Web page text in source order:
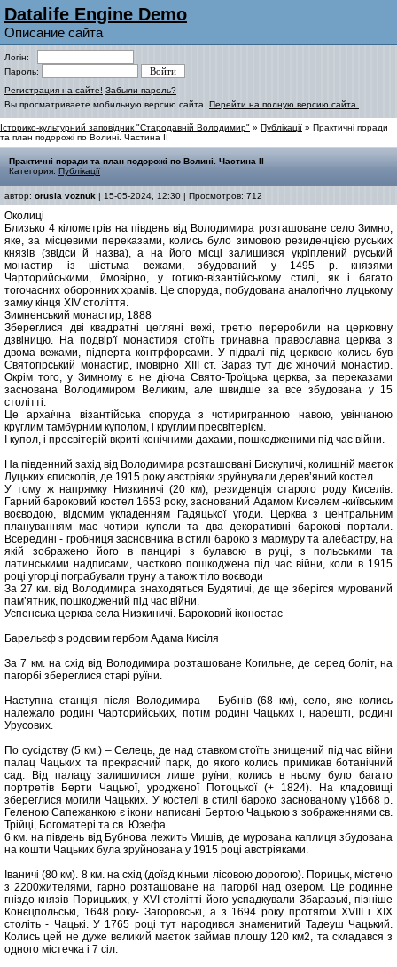
Datalife Engine Demo
Описание сайта
Логін:
Пароль:
Регистрация на сайте! Забыли пароль?
Вы просматриваете мобильную версию сайта. Перейти на полную версию сайта.
Історико-культурний заповідник "Стародавній Володимир" » Публікації » Практичні поради
та план подорожі по Волині. Частина ІІ
Практичні поради та план подорожі по Волині. Частина ІІ
Категория: Публікації
автор: orusia voznuk | 15-05-2024, 12:30 | Просмотров: 712
Околиці
Близько 4 кілометрів на південь від Володимира розташоване село Зимно,
яке, за місцевими переказами, колись було зимовою резиденцією руських
князів (звідси й назва), а на його місці залишився укріплений руський
монастир із шістьма вежами, збудований у 1495 р. князями
Чарторийськими, ймовірно, у готико-візантійському стилі, як і багато
тогочасних оборонних храмів. Це споруда, побудована аналогічно луцькому
замку кінця XIV століття.
Зимненський монастир, 1888
Збереглися дві квадратні цегляні вежі, третю переробили на церковну
дзвіницю. На подвір'ї монастиря стоїть тринавна православна церква з
двома вежами, підперта контрфорсами. У підвалі під церквою колись був
Святогірський монастир, імовірно XIII ст. Зараз тут діє жіночий монастир.
Окрім того, у Зимному є не діюча Свято-Троїцька церква, за переказами
заснована Володимиром Великим, але швидше за все збудована у 15
столітті.
Це архаїчна візантійська споруда з чотиригранною навою, увінчаною
круглим тамбурним куполом, і круглим пресвітерієм.
І купол, і пресвітерій вкриті конічними дахами, пошкодженими під час війни.
На південний захід від Володимира розташовані Бискупичі, колишній маєток
Луцьких єпископів, де 1915 року австріяки зруйнували дерев’яний костел.
У тому ж напрямку Низкиничі (20 км), резиденція старого роду Киселів.
Гарний бароковий костел 1653 року, заснований Адамом Киселем -київським
воєводою, відомим укладенням Гадяцької угоди. Церква з центральним
плануванням має чотири куполи та два декоративні барокові портали.
Всередині - гробниця засновника в стилі бароко з мармуру та алебастру, на
якій зображено його в панцирі з булавою в руці, з польськими та
латинськими надписами, частково пошкоджена під час війни, коли в 1915
році угорці пограбували труну а також тіло воєводи
За 27 км. від Володимира знаходяться Будятичі, де ще зберігся мурований
пам’ятник, пошкоджений під час війни.
Успенська церква села Низкиничі. Бароковий іконостас
Барельєф з родовим гербом Адама Кисіля
За 7 км. на схід від Володимира розташоване Когильне, де серед боліт, на
пагорбі збереглися старі руїни.
Наступна станція після Володимира – Бубнів (68 км), село, яке колись
належало родині Чарторийських, потім родині Чацьких і, нарешті, родині
Урусових.
По сусідству (5 км.) – Селець, де над ставком стоїть знищений під час війни
палац Чацьких та прекрасний парк, до якого колись примикав ботанічний
сад. Від палацу залишилися лише руїни; колись в ньому було багато
портретів Берти Чацької, уродженої Потоцької (+ 1824). На кладовищі
збереглися могили Чацьких. У костелі в стилі бароко заснованому у1668 р.
Геленою Сапежанкою є ікони написані Бертою Чацькою з зображеннями св.
Трійці, Богоматері та св. Юзефа.
6 км. на південь від Бубнова лежить Мишів, де мурована каплиця збудована
на кошти Чацьких була зруйнована у 1915 році австріяками.
Іваничі (80 км). 8 км. на схід (доїзд кіньми лісовою дорогою). Порицьк, містечо
з 2200жителями, гарно розташоване на пагорбі над озером. Це родинне
гніздо князів Порицьких, у XVI столітті його успадкували Збаразькі, пізніше
Конєцпольські, 1648 року- Загоровські, а з 1694 року протягом XVIII i XIX
століть - Чацькі. У 1765 році тут народився знаменитий Тадеуш Чацький.
Колись цей не дуже великий маєток займав площу 120 км2, та складався з
одного містечка і 7 сіл.